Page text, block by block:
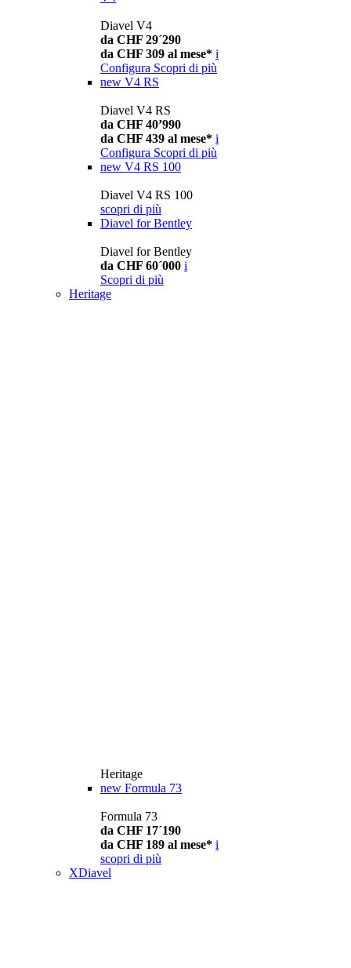
Diavel V4
da CHF 29´290
da CHF 309 al mese* i
Configura Scopri di più
new V4 RS
Diavel V4 RS
da CHF 40’990
da CHF 439 al mese* i
Configura Scopri di più
new V4 RS 100
Diavel V4 RS 100
scopri di più
Diavel for Bentley
Diavel for Bentley
da CHF 60´000 i
Scopri di più
Heritage
Heritage
new Formula 73
Formula 73
da CHF 17´190
da CHF 189 al mese* i
scopri di più
XDiavel